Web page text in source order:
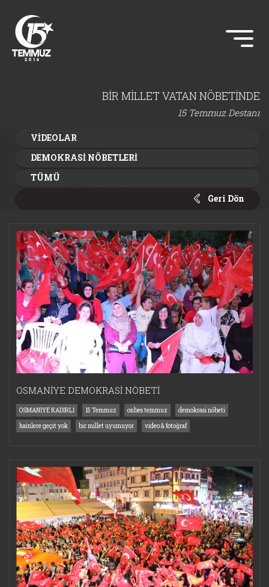
BİR MİLLET VATAN NÖBETİNDE
15 Temmuz Destanı
VİDEOLAR
DEMOKRASİ NÖBETLERİ
TÜMÜ
Geri Dön
OSMANİYE DEMOKRASİ NÖBETİ
OSMANİYE KADİRLİ 15 Temmuz onbes temmuz
demokrasi nöbeti
hainlere geçit yok
bir millet uyumuyor video & fotoğraf